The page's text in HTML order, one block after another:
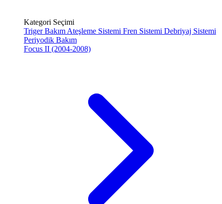
Kategori Seçimi
Triger Bakım Ateşleme Sistemi Fren Sistemi Debriyaj Sistemi
Periyodik Bakım
Focus II (2004-2008)